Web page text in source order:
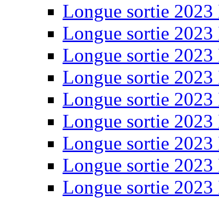
Longue sortie 2023
Longue sortie 2023
Longue sortie 2023
Longue sortie 2023
Longue sortie 2023
Longue sortie 2023
Longue sortie 2023
Longue sortie 2023
Longue sortie 2023